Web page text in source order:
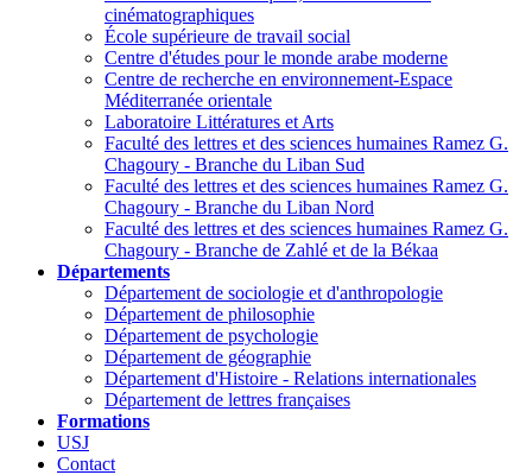
cinématographiques
École supérieure de travail social
Centre d'études pour le monde arabe moderne
Centre de recherche en environnement-Espace
Méditerranée orientale
Laboratoire Littératures et Arts
Faculté des lettres et des sciences humaines Ramez G.
Chagoury - Branche du Liban Sud
Faculté des lettres et des sciences humaines Ramez G.
Chagoury - Branche du Liban Nord
Faculté des lettres et des sciences humaines Ramez G.
Chagoury - Branche de Zahlé et de la Békaa
Départements
Département de sociologie et d'anthropologie
Département de philosophie
Département de psychologie
Département de géographie
Département d'Histoire - Relations internationales
Département de lettres françaises
Formations
USJ
Contact